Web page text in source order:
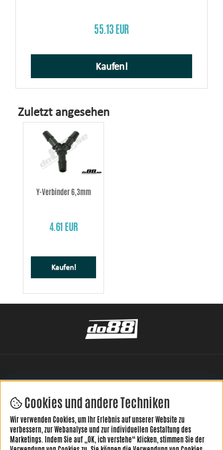
55.13 EUR
Kaufen!
Zuletzt angesehen
Y-Verbinder 6,3mm
4.61 EUR
Kaufen!
HINTERLASSE DEINE BEWERTUNG HIER
Cookies und andere Techniken
Wir verwenden Cookies, um Ihr Erlebnis auf unserer Website zu
verbessern, zur Webanalyse und zur individuellen Gestaltung des
Marketings. Indem Sie auf „OK, ich verstehe“ klicken, stimmen Sie der